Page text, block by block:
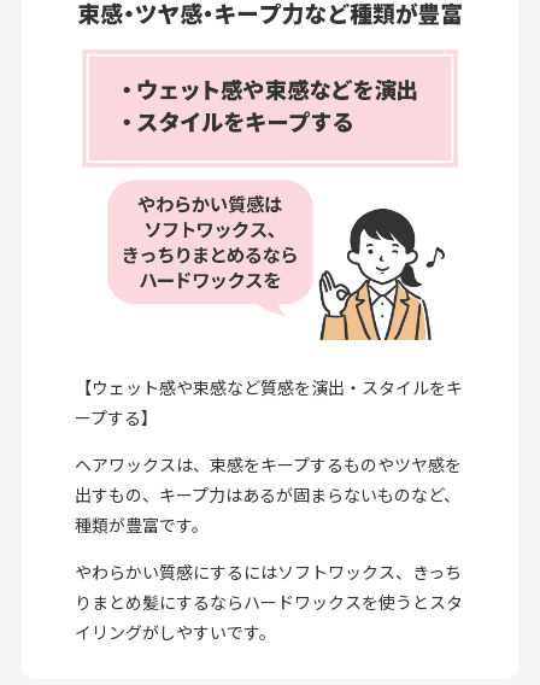
【ウェット感や束感など質感を演出・スタイルをキ
ープする】
ヘアワックスは、束感をキープするものやツヤ感を
出すもの、キープ力はあるが固まらないものなど、
種類が豊富です。
やわらかい質感にするにはソフトワックス、きっち
りまとめ髪にするならハードワックスを使うとスタ
イリングがしやすいです。